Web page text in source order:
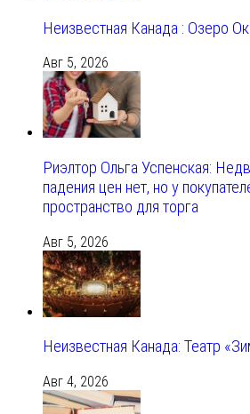
Неизвестная Канада : Озеро
Авг 5, 2026
Риэлтор Ольга Успенская:
падения цен нет, но у
пространство для торга
Авг 5, 2026
Неизвестная Канада: Театр
Авг 4, 2026